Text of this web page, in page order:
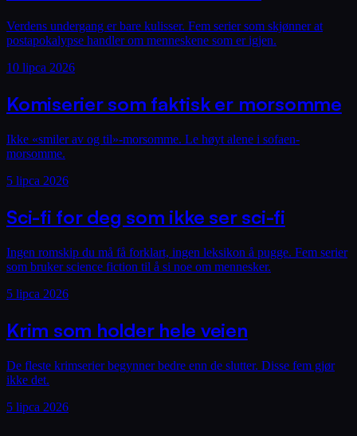
Verdens undergang er bare kulisser. Fem serier som skjønner at
postapokalypse handler om menneskene som er igjen.
10 lipca 2026
Komiserier som faktisk er morsomme
Ikke «smiler av og til»-morsomme. Le høyt alene i sofaen-
morsomme.
5 lipca 2026
Sci-fi for deg som ikke ser sci-fi
Ingen romskip du må få forklart, ingen leksikon å pugge. Fem serier
som bruker science fiction til å si noe om mennesker.
5 lipca 2026
Krim som holder hele veien
De fleste krimserier begynner bedre enn de slutter. Disse fem gjør
ikke det.
5 lipca 2026